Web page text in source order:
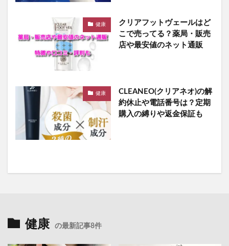
健康
クリアフットヴェールはど
こで売ってる？薬局・販売
店や最安値のネット通販
健康
CLEANEO(クリアネオ)の解
約休止や電話番号は？定期
購入の縛りや返金保証も
健康 の最新記事8件